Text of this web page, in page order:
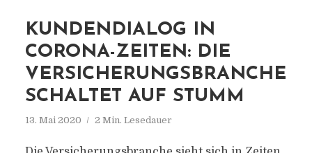
KUNDENDIALOG IN
CORONA-ZEITEN: DIE
VERSICHERUNGSBRANCHE
SCHALTET AUF STUMM
13. Mai 2020 2 Min. Lesedauer